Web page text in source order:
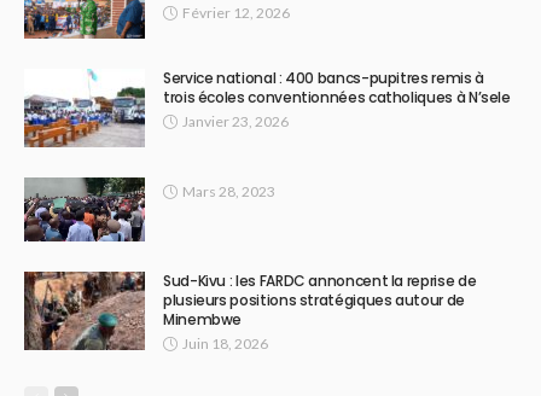
Février 12, 2026
Service national : 400 bancs-pupitres remis à
trois écoles conventionnées catholiques à N’sele
Janvier 23, 2026
Mars 28, 2023
Sud-Kivu : les FARDC annoncent la reprise de
plusieurs positions stratégiques autour de
Minembwe
Juin 18, 2026